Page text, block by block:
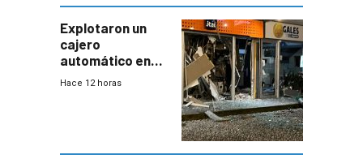
con mayor
miedo”
Explotaron un
cajero
automático en
Parque Miramar;
Hace 12 horas